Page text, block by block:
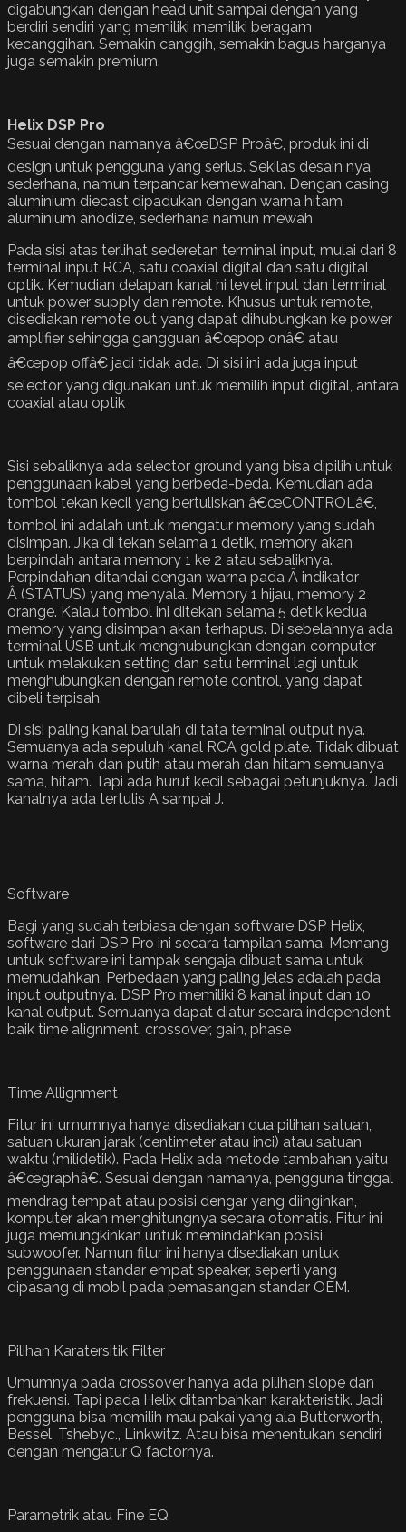
digabungkan dengan head unit sampai dengan yang
berdiri sendiri yang memiliki memiliki beragam
kecanggihan. Semakin canggih, semakin bagus harganya
juga semakin premium.
Helix DSP Pro
Sesuai dengan namanya â€œDSP Proâ€, produk ini di
design untuk pengguna yang serius. Sekilas desain nya
sederhana, namun terpancar kemewahan. Dengan casing
aluminium diecast dipadukan dengan warna hitam
aluminium anodize, sederhana namun mewah
Pada sisi atas terlihat sederetan terminal input, mulai dari 8
terminal input RCA, satu coaxial digital dan satu digital
optik. Kemudian delapan kanal hi level input dan terminal
untuk power supply dan remote. Khusus untuk remote,
disediakan remote out yang dapat dihubungkan ke power
amplifier sehingga gangguan â€œpop onâ€ atau
â€œpop offâ€ jadi tidak ada. Di sisi ini ada juga input
selector yang digunakan untuk memilih input digital, antara
coaxial atau optik
Sisi sebaliknya ada selector ground yang bisa dipilih untuk
penggunaan kabel yang berbeda-beda. Kemudian ada
tombol tekan kecil yang bertuliskan â€œCONTROLâ€,
tombol ini adalah untuk mengatur memory yang sudah
disimpan. Jika di tekan selama 1 detik, memory akan
berpindah antara memory 1 ke 2 atau sebaliknya.
Perpindahan ditandai dengan warna pada Â indikator
Â (STATUS) yang menyala. Memory 1 hijau, memory 2
orange. Kalau tombol ini ditekan selama 5 detik kedua
memory yang disimpan akan terhapus. Di sebelahnya ada
terminal USB untuk menghubungkan dengan computer
untuk melakukan setting dan satu terminal lagi untuk
menghubungkan dengan remote control, yang dapat
dibeli terpisah.
Di sisi paling kanal barulah di tata terminal output nya.
Semuanya ada sepuluh kanal RCA gold plate. Tidak dibuat
warna merah dan putih atau merah dan hitam semuanya
sama, hitam. Tapi ada huruf kecil sebagai petunjuknya. Jadi
kanalnya ada tertulis A sampai J.
Software
Bagi yang sudah terbiasa dengan software DSP Helix,
software dari DSP Pro ini secara tampilan sama. Memang
untuk software ini tampak sengaja dibuat sama untuk
memudahkan. Perbedaan yang paling jelas adalah pada
input outputnya. DSP Pro memiliki 8 kanal input dan 10
kanal output. Semuanya dapat diatur secara independent
baik time alignment, crossover, gain, phase
Time Allignment
Fitur ini umumnya hanya disediakan dua pilihan satuan,
satuan ukuran jarak (centimeter atau inci) atau satuan
waktu (milidetik). Pada Helix ada metode tambahan yaitu
â€œgraphâ€. Sesuai dengan namanya, pengguna tinggal
mendrag tempat atau posisi dengar yang diinginkan,
komputer akan menghitungnya secara otomatis. Fitur ini
juga memungkinkan untuk memindahkan posisi
subwoofer. Namun fitur ini hanya disediakan untuk
penggunaan standar empat speaker, seperti yang
dipasang di mobil pada pemasangan standar OEM.
Pilihan Karatersitik Filter
Umumnya pada crossover hanya ada pilihan slope dan
frekuensi. Tapi pada Helix ditambahkan karakteristik. Jadi
pengguna bisa memilih mau pakai yang ala Butterworth,
Bessel, Tshebyc., Linkwitz. Atau bisa menentukan sendiri
dengan mengatur Q factornya.
Parametrik atau Fine EQ